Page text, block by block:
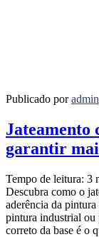
Publicado poradmin
Jateamento
garantir
Tempo de leitura: 3
Descubra como o
aderência da
pintura industrial ou
correto da base é o